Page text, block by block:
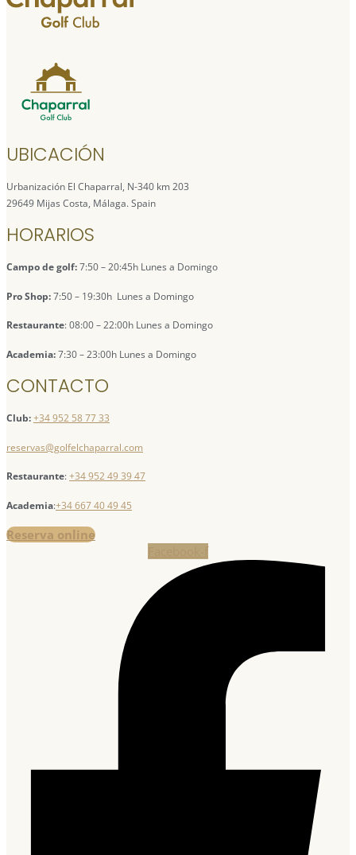
UBICACIÓN
Urbanización El Chaparral, N-340 km 203
29649 Mijas Costa, Málaga. Spain
HORARIOS
Campo de golf:7:50 – 20:45h Lunes a Domingo
Pro Shop:7:50 – 19:30h Lunes a Domingo
Restaurante: 08:00 – 22:00h Lunes a Domingo
Academia:7:30 – 23:00h Lunes a Domingo
CONTACTO
Club:+34 952 58 77 33
reservas@golfelchaparral.com
Restaurante:+34 952 49 39 47
Academia:+34 667 40 49 45
Reserva online